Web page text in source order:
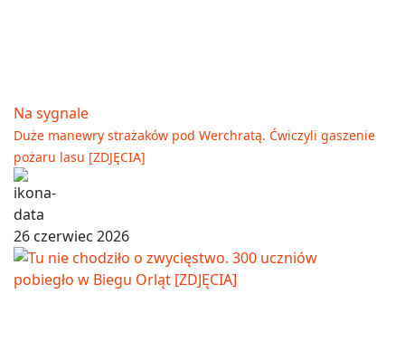
Na sygnale
Duże manewry strażaków pod Werchratą. Ćwiczyli gaszenie
pożaru lasu [ZDJĘCIA]
26 czerwiec 2026